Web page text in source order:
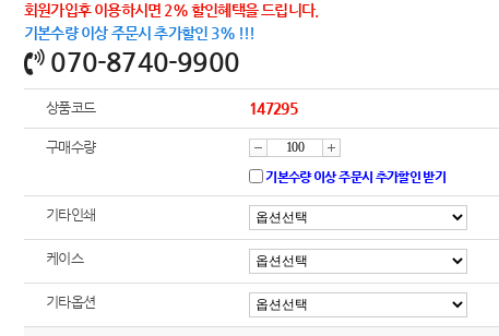
회원가입후 이용하시면 2% 할인혜택을 드립니다.
기본수량 이상 주문시 추가할인 3% !!!
070-8740-9900
상품코드 147295
구매수량
감
소
증
가
기본수량 이상 주문시 추가할인 받기
기타인쇄
케이스
기타옵션